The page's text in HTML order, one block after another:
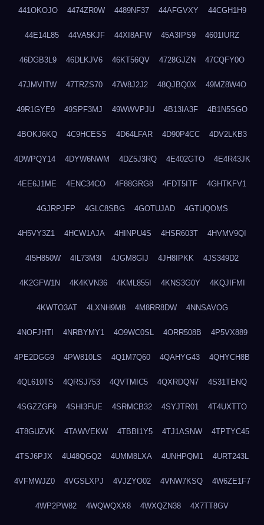
441OKOJO 4474ZR0W 4489NF37 44AFGVXY 44CGH1H9
44E14L85 44VA5KJF 44XI8AFW 45A3IPS9 4601IURZ
46DGB3L9 46DLKJV6 46KT56QV 4728GJZN 47CQFY0O
47JMVITW 47TRZS70 47W8J2J2 48QJBQ0X 49MZ8W4O
49R1GYE9 49SPF3MJ 49WWVPJU 4B13IA3F 4B1N5SGO
4BOKJ6KQ 4C9HCESS 4D64LFAR 4D90P4CC 4DV2LKB3
4DWPQY14 4DYW6NWM 4DZ5J3RQ 4E402GTO 4E4R43JK
4EE6J1ME 4ENC34CO 4F88GRG8 4FDT5ITF 4GHTKFV1
4GJRPJFP 4GLC8SBG 4GOTUJAD 4GTUQOMS
4H5VY3Z1 4HCW1AJA 4HINPU4S 4HSR603T 4HVMV9QI
4I5H850W 4IL73M3I 4JGM8GIJ 4JH8IPKK 4JS349D2
4K2GFW1N 4K4KVN36 4KML855I 4KNS3G0Y 4KQJIFMI
4KWTO3AT 4LXNH9M8 4M8RR8DW 4NNSAVOG
4NOFJHTI 4NRBYMY1 4O9WC0SL 4ORR508B 4P5VX889
4PE2DGG9 4PW810LS 4Q1M7Q60 4QAHYG43 4QHYCH8B
4QL610TS 4QRSJ753 4QVTMIC5 4QXRDQN7 4S31TENQ
4SGZZGF9 4SHI3FUE 4SRMCB32 4SYJTR01 4T4UXTTO
4T8GUZVK 4TAWVEKW 4TBBI1Y5 4TJ1ASNW 4TPTYC45
4TSJ6PJX 4U48QGQ2 4UMM8LXA 4UNHPQM1 4URT243L
4VFMWJZ0 4VGSLXPJ 4VJZYO02 4VNW7KSQ 4W6ZE1F7
4WP2PW82 4WQWQXX8 4WXQZN38 4X7TT8GV